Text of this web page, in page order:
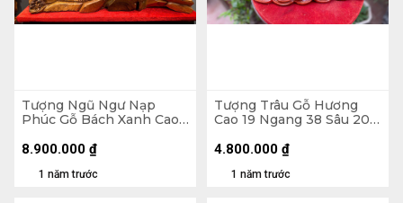
Tượng Ngũ Ngư Nạp
Phúc Gỗ Bách Xanh Cao
20 - Kỷ Cao 11 (cm)
1 năm trước
8.900.000 ₫
Tượng Trâu Gỗ Hương
Cao 19 Ngang 38 Sâu 20
1 năm trước
4.800.000 ₫